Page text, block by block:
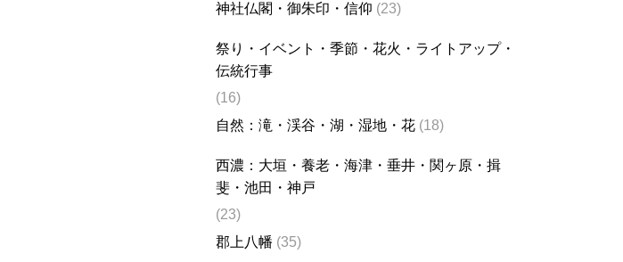
神社仏閣・御朱印・信仰 (23)
祭り・イベント・季節・花火・ライトアップ・
伝統行事
(16)
自然：滝・渓谷・湖・湿地・花 (18)
西濃：大垣・養老・海津・垂井・関ヶ原・揖
斐・池田・神戸
(23)
郡上八幡 (35)